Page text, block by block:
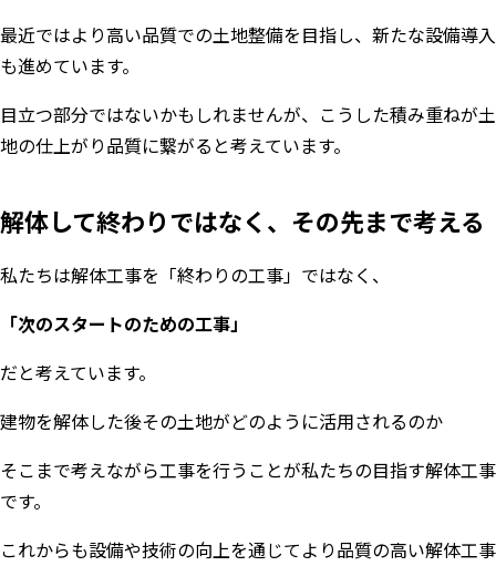
最近ではより高い品質での土地整備を目指し、新たな設備導入
も進めています。
目立つ部分ではないかもしれませんが、こうした積み重ねが土
地の仕上がり品質に繋がると考えています。
解体して終わりではなく、その先まで考える
私たちは解体工事を「終わりの工事」ではなく、
「次のスタートのための工事」
だと考えています。
建物を解体した後その土地がどのように活用されるのか
そこまで考えながら工事を行うことが私たちの目指す解体工事
です。
これからも設備や技術の向上を通じてより品質の高い解体工事